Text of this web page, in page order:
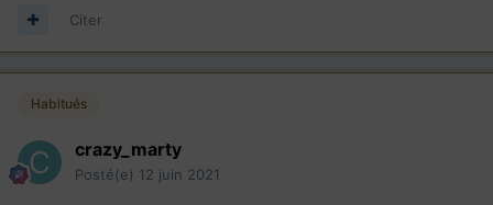
Citer
Habitués
crazy_marty
Posté(e) 12 juin 2021